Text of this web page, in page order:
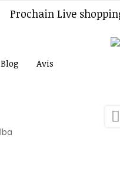
Prochain Live
Blog Avis
